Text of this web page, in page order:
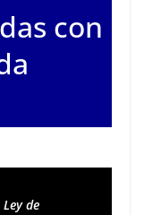
con
de